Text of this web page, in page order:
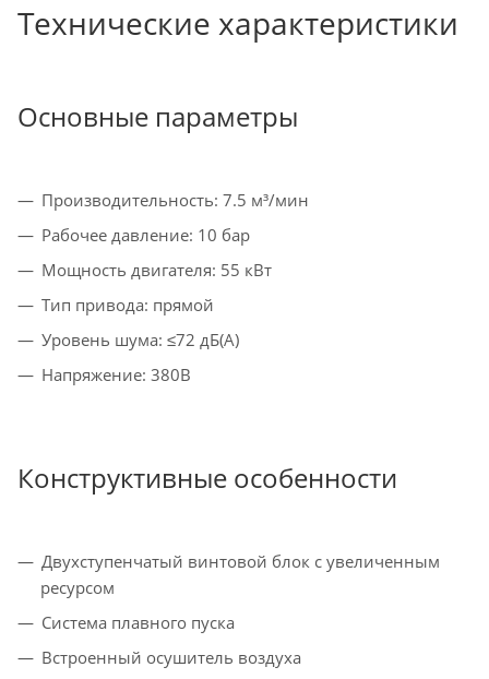
Технические характеристики
Основные параметры
Производительность: 7.5 м³/мин
Рабочее давление: 10 бар
Мощность двигателя: 55 кВт
Тип привода: прямой
Уровень шума: ≤72 дБ(А)
Напряжение: 380В
Конструктивные особенности
Двухступенчатый винтовой блок с увеличенным
ресурсом
Система плавного пуска
Встроенный осушитель воздуха